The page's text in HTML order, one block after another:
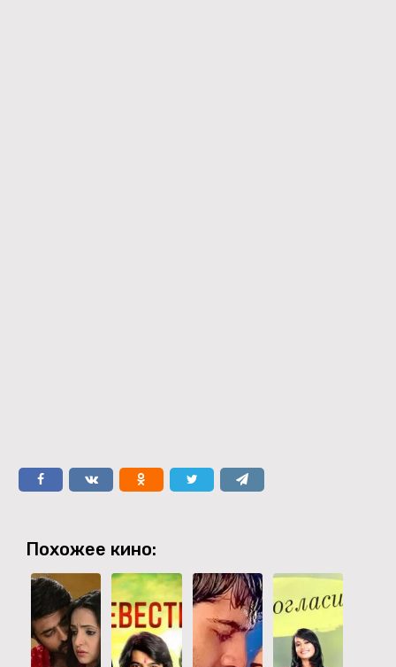
Похожее кино: